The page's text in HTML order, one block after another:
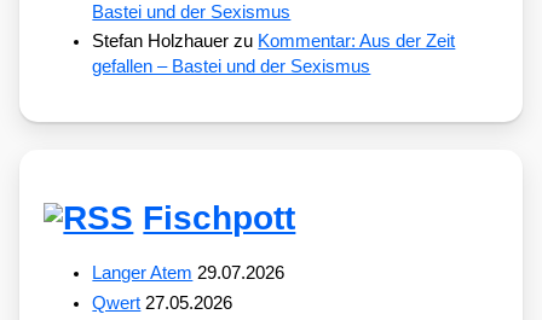
Bastei und der Sexismus
Stefan Holzhauer zu Kommentar: Aus der Zeit
gefallen – Bastei und der Sexismus
Fischpott
Langer Atem 29.07.2026
Qwert 27.05.2026